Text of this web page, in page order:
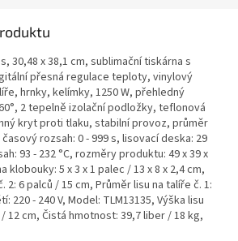
30,48 x 38,1 cm, sublimační tiskárna s
přesná regulace teploty, vinylový
hrnky, kelímky, 1250 W, přehledný
2 tepelně izolační podložky, teflonová
kryt proti tlaku, stabilní provoz, průměr
rozsah: 0 - 999 s, lisovací deska: 29
93 - 232 °C, rozměry produktu: 49 x 39 x
klobouky: 5 x 3 x 1 palec / 13 x 8 x 2,4 cm,
2: 6 palců / 15 cm, Průměr lisu na talíře č. 1:
220 - 240 V, Model: TLM13135, Výška lisu
12 cm, Čistá hmotnost: 39,7 liber / 18 kg,